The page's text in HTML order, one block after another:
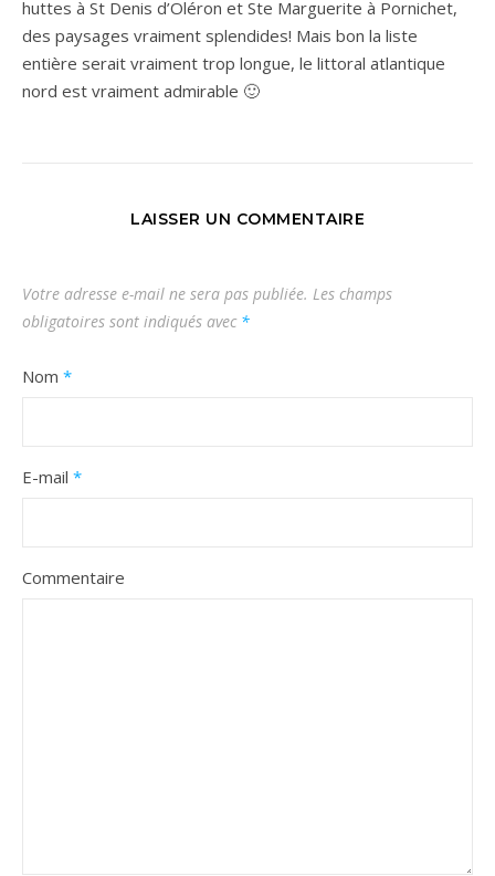
huttes à St Denis d’Oléron et Ste Marguerite à Pornichet,
des paysages vraiment splendides! Mais bon la liste
entière serait vraiment trop longue, le littoral atlantique
nord est vraiment admirable 🙂
LAISSER UN COMMENTAIRE
Votre adresse e-mail ne sera pas publiée. Les champs
obligatoires sont indiqués avec *
Nom *
E-mail *
Commentaire